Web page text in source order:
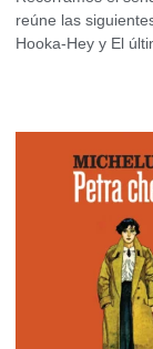
reúne las
Hooka-Hey y El